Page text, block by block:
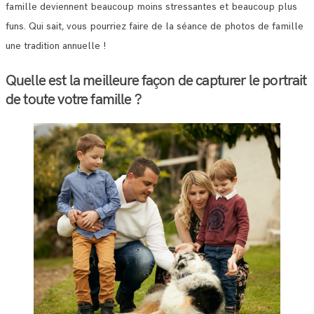
famille deviennent beaucoup moins stressantes et beaucoup plus
funs. Qui sait, vous pourriez faire de la séance de photos de famille
une tradition annuelle !
Quelle est la meilleure façon de capturer le portrait
de toute votre famille ?